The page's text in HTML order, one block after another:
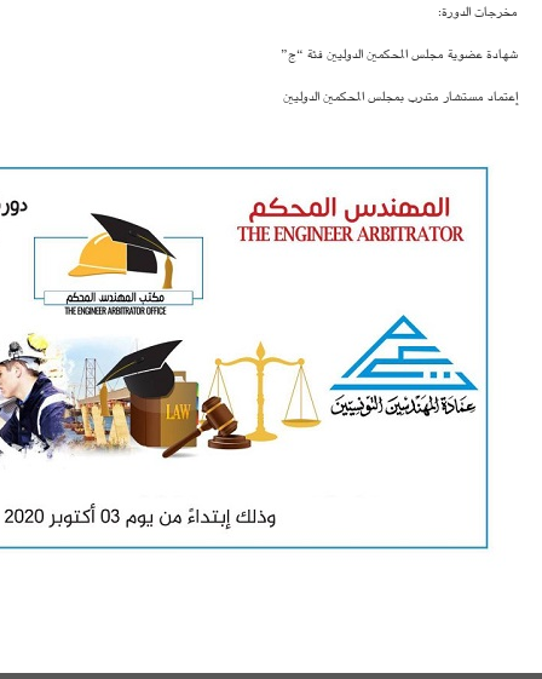
مخرجات الدورة:
شهادة عضوية مجلس المحكمين الدوليين فئة “ج”
إعتماد مستشار متدرب بمجلس المحكمين الدوليين